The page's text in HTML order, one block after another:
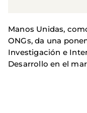
Manos Unidas,
ONGs, da una
Investigación e
Desarrollo en el